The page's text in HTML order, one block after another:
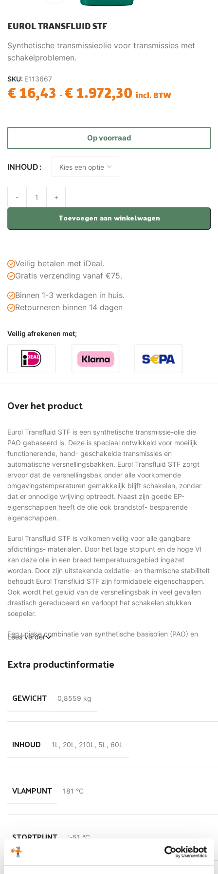
EUROL TRANSFLUID STF
Synthetische transmissieolie voor transmissies met
schakelproblemen.
SKU: E113667
€ 16,43 - € 1.972,30 incl. BTW
Op voorraad
INHOUD
Toevoegen aan winkelwagen
Veilig betalen met iDeal.
Gratis verzending vanaf €75.
Binnen 1-3 werkdagen in huis.
Retourneren binnen 14 dagen
Veilig afrekenen met;
Over het product
Eurol Transfluid STF is een synthetische transmissie-olie die
PAO gebaseerd is. Deze is speciaal ontwikkeld voor moeilijk
functionerende, hand- geschakelde transmissies en
automatische versnellingsbakken. Eurol Transfluid STF zorgt
ervoor dat de versnellingsbak onder alle voorkomende
omgevingstemperaturen gemakkelijk blijft schakelen, zonder
dat er onnodige wrijving optreedt. Naast zijn goede EP-
eigenschappen heeft de olie ook brandstof- besparende
eigenschappen.
Eurol Transfluid STF is volkomen veilig voor alle gangbare
afdichtings- materialen. Door het lage stolpunt en de hoge VI
kan deze olie in een breed temperatuursgebied ingezet
worden. Door zijn uitstekende oxidatie- en thermische stabiliteit
behoudt Eurol Transfluid STF zijn formidabele eigenschappen.
Ook wordt het geluid van de versnellingsbak in veel gevallen
drastisch gereduceerd en verloopt het schakelen stukken
soepeler.
Een unieke combinatie van synthetische basisolien (PAO) en
state-of-the art additieven garanderen een probleemloze
versnellingsbakken. Speciale wrijvingsverbeteraars zorgen
toepassingen waar API GL-5 is voorgeschreven.
Lees verder
Extra productinformatie
GEWICHT 0,8559 kg
INHOUD 1L , 20L , 210L , 5L , 60L
VLAMPUNT 181 °C
STORTPUNT ‘-51 °C